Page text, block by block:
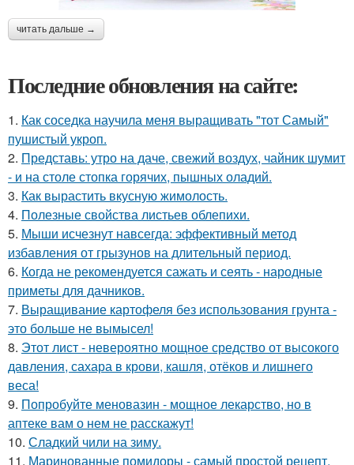
читать дальше →
Последние обновления на сайте:
1. Как соседка научила меня выращивать "тот Самый"
пушистый укроп.
2. Представь: утро на даче, свежий воздух, чайник шумит
- и на столе стопка горячих, пышных оладий.
3. Как вырастить вкусную жимолость.
4. Полезные свойства листьев облепихи.
5. Мыши исчезнут навсегда: эффективный метод
избавления от грызунов на длительный период.
6. Когда не рекомендуется сажать и сеять - народные
приметы для дачников.
7. Выращивание картофеля без использования грунта -
это больше не вымысел!
8. Этот лист - невероятно мощное средство от высокого
давления, сахара в крови, кашля, отёков и лишнего
веса!
9. Попробуйте меновазин - мощное лекарство, но в
аптеке вам о нем не расскажут!
10. Сладкий чили на зиму.
11. Маринованные помидоры - самый простой рецепт.